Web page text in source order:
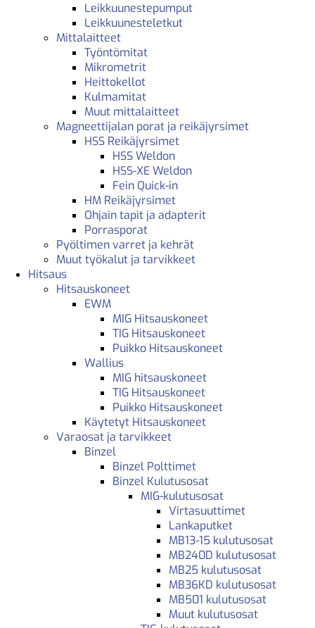
Leikkuunestepumput
Leikkuunesteletkut
Mittalaitteet
Työntömitat
Mikrometrit
Heittokellot
Kulmamitat
Muut mittalaitteet
Magneettijalan porat ja reikäjyrsimet
HSS Reikäjyrsimet
HSS Weldon
HSS-XE Weldon
Fein Quick-in
HM Reikäjyrsimet
Ohjain tapit ja adapterit
Porrasporat
Pyöltimen varret ja kehrät
Muut työkalut ja tarvikkeet
Hitsaus
Hitsauskoneet
EWM
MIG Hitsauskoneet
TIG Hitsauskoneet
Puikko Hitsauskoneet
Wallius
MIG hitsauskoneet
TIG Hitsauskoneet
Puikko Hitsauskoneet
Käytetyt Hitsauskoneet
Varaosat ja tarvikkeet
Binzel
Binzel Polttimet
Binzel Kulutusosat
MIG-kulutusosat
Virtasuuttimet
Lankaputket
MB13-15 kulutusosat
MB240D kulutusosat
MB25 kulutusosat
MB36KD kulutusosat
MB501 kulutusosat
Muut kulutusosat